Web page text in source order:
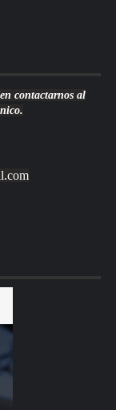
contactarnos al